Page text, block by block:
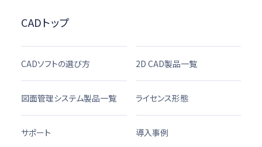
CADトップ
CADソフトの選び方 2D CAD製品一覧
図面管理システム製品一覧 ライセンス形態
サポート 導入事例